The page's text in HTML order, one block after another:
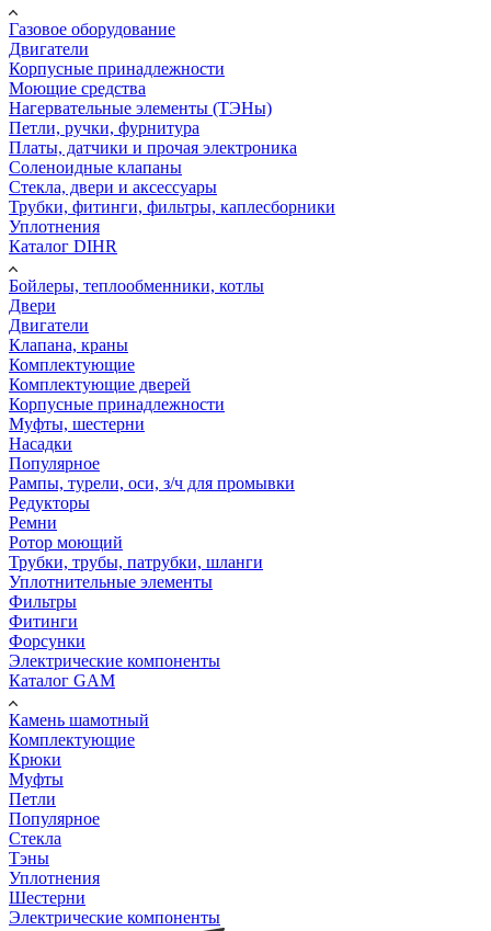
Газовое оборудование
Двигатели
Корпусные принадлежности
Моющие средства
Нагервательные элементы (ТЭНы)
Петли, ручки, фурнитура
Платы, датчики и прочая электроника
Соленоидные клапаны
Стекла, двери и аксессуары
Трубки, фитинги, фильтры, каплесборники
Уплотнения
Каталог DIHR
Бойлеры, теплообменники, котлы
Двери
Двигатели
Клапана, краны
Комплектующие
Комплектующие дверей
Корпусные принадлежности
Муфты, шестерни
Насадки
Популярное
Рампы, турели, оси, з/ч для промывки
Редукторы
Ремни
Ротор моющий
Трубки, трубы, патрубки, шланги
Уплотнительные элементы
Фильтры
Фитинги
Форсунки
Электрические компоненты
Каталог GAM
Камень шамотный
Комплектующие
Крюки
Муфты
Петли
Популярное
Стекла
Тэны
Уплотнения
Шестерни
Электрические компоненты